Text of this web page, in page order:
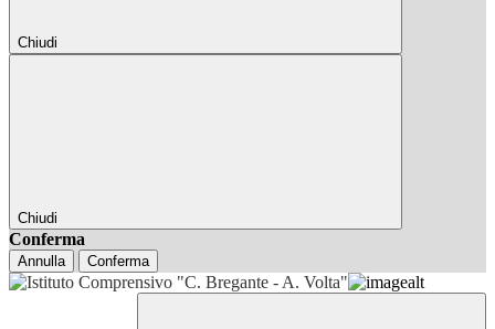
Chiudi
Chiudi
Conferma
Annulla Conferma